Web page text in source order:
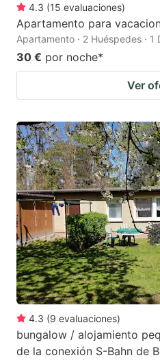
4.3 (15 evaluaciones)
Apartamento para
Apartamento · 2 Huéspedes · 1
30 € por noche*
Ver
4.3 (9 evaluaciones)
bungalow / alojamiento
de la conexión S-Bahn de